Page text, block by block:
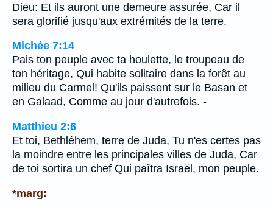
Dieu: Et ils auront une demeure assurée, Car il
sera glorifié jusqu'aux extrémités de la terre.
Michée 7:14
Pais ton peuple avec ta houlette, le troupeau de
ton héritage, Qui habite solitaire dans la forêt au
milieu du Carmel! Qu'ils paissent sur le Basan et
en Galaad, Comme au jour d'autrefois. -
Matthieu 2:6
Et toi, Bethléhem, terre de Juda, Tu n'es certes pas
la moindre entre les principales villes de Juda, Car
de toi sortira un chef Qui paîtra Israël, mon peuple.
*marg: